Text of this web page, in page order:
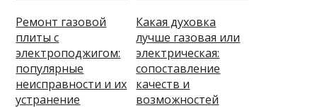
Ремонт газовой
плиты с
электроподжигом:
популярные
неисправности и их
устранение
Какая духовка
лучше газовая или
электрическая:
сопоставление
качеств и
возможностей